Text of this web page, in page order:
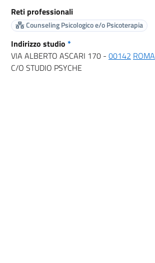
Reti professionali
Counseling Psicologico e/o Psicoterapia
Indirizzo studio *
VIA ALBERTO ASCARI 170 - 00142 ROMA
C/O STUDIO PSYCHE